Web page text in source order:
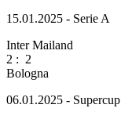
15.01.2025 - Serie A
Inter Mailand
2 : 2
Bologna
06.01.2025 - Supercup